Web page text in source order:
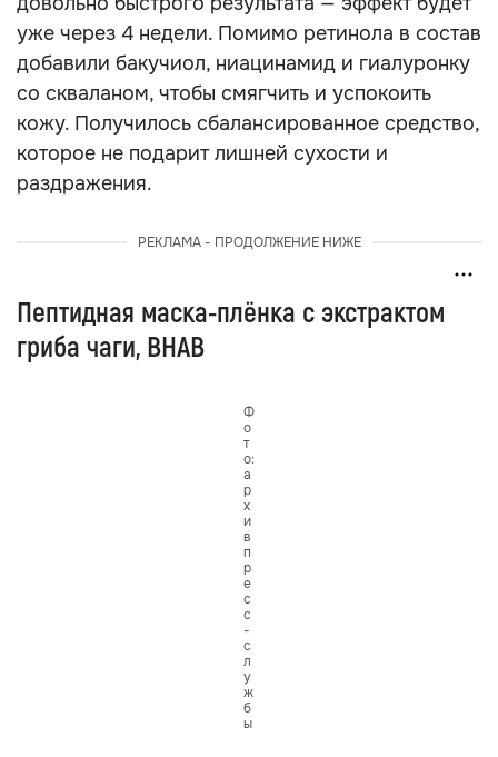
уже через 4 недели. Помимо ретинола в состав
добавили бакучиол, ниацинамид и гиалуронку
со скваланом, чтобы смягчить и успокоить
кожу. Получилось сбалансированное средство,
которое не подарит лишней сухости и
раздражения.
РЕКЛАМА - ПРОДОЛЖЕНИЕ НИЖЕ
Пептидная маска-плёнка с экстрактом
гриба чаги, BHAB
Ф
о
т
о:
а
р
х
и
в
п
р
е
с
с
-
с
л
у
ж
б
ы